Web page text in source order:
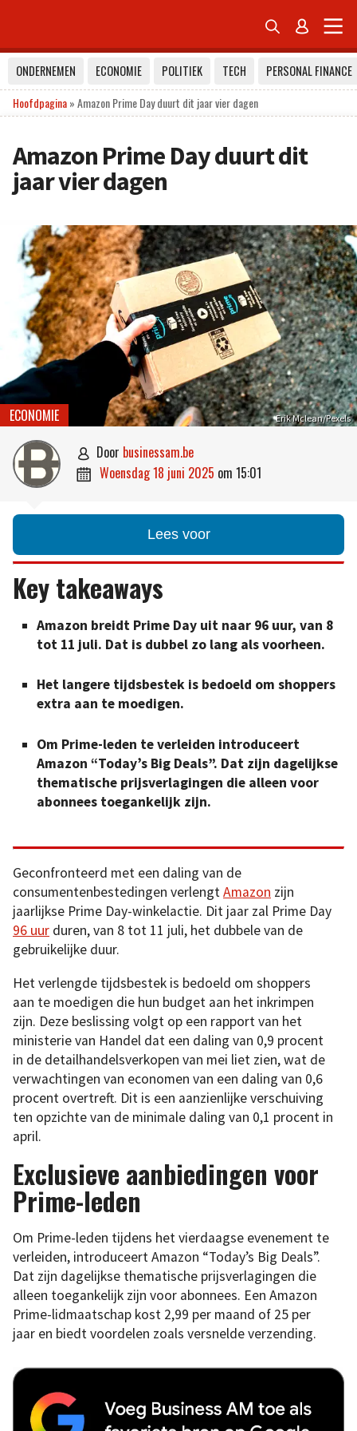
 
ONDERNEMEN ECONOMIE POLITIEK TECH
PERSONAL FINANCE
Hoofdpagina»Amazon Prime Day duurt dit jaar vier dagen
Amazon Prime Day duurt dit
jaar vier dagen
Erik Mclean/Pexels
ECONOMIE
 door businessam.be
 woensdag 18 juni 2025 om 15:01
Lees voor
Key takeaways
Amazon breidt Prime Day uit naar 96 uur, van 8
tot 11 juli. Dat is dubbel zo lang als voorheen.
Het langere tijdsbestek is bedoeld om shoppers
extra aan te moedigen.
Om Prime-leden te verleiden introduceert
Amazon “Today’s Big Deals”. Dat zijn dagelijkse
thematische prijsverlagingen die alleen voor
abonnees toegankelijk zijn.
Geconfronteerd met een daling van de
consumentenbestedingen verlengtAmazon zijn
jaarlijkse Prime Day-winkelactie. Dit jaar zal Prime Day
96 uur duren, van 8 tot 11 juli, het dubbele van de
gebruikelijke duur.
Het verlengde tijdsbestek is bedoeld om shoppers
aan te moedigen die hun budget aan het inkrimpen
zijn. Deze beslissing volgt op een rapport van het
ministerie van Handel dat een daling van 0,9 procent
in de detailhandelsverkopen van mei liet zien, wat de
verwachtingen van economen van een daling van 0,6
procent overtreft. Dit is een aanzienlijke verschuiving
ten opzichte van de minimale daling van 0,1 procent in
april.
Exclusieve aanbiedingen voor
Prime-leden
Om Prime-leden tijdens het vierdaagse evenement te
verleiden, introduceert Amazon “Today’s Big Deals”.
Dat zijn dagelijkse thematische prijsverlagingen die
alleen toegankelijk zijn voor abonnees. Een Amazon
Prime-lidmaatschap kost 2,99 per maand of 25 per
jaar en biedt voordelen zoals versnelde verzending.